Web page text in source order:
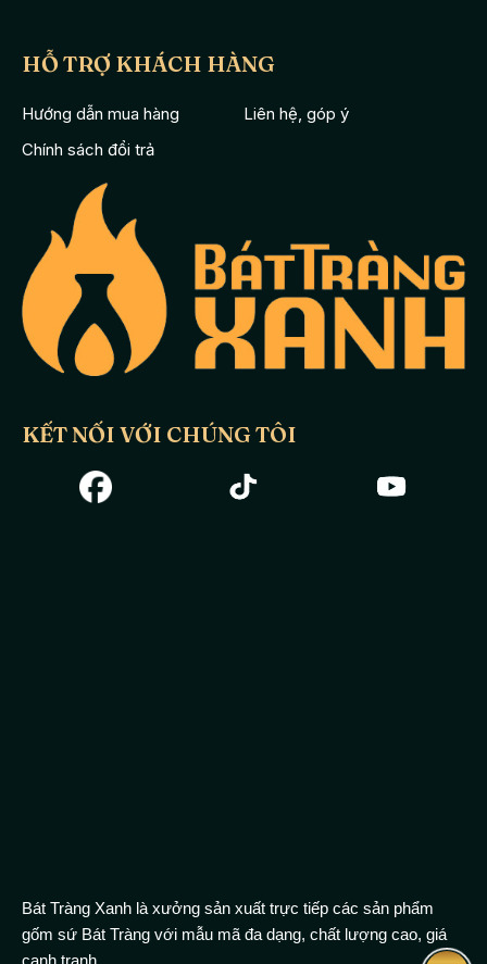
HỖ TRỢ KHÁCH HÀNG
Hướng dẫn mua hàng
Liên hệ, góp ý
Chính sách đổi trả
KẾT NỐI VỚI CHÚNG TÔI
Bát Tràng Xanh là xưởng sản xuất trực tiếp các sản phẩm
gốm sứ Bát Tràng với mẫu mã đa dạng, chất lượng cao, giá
cạnh tranh.